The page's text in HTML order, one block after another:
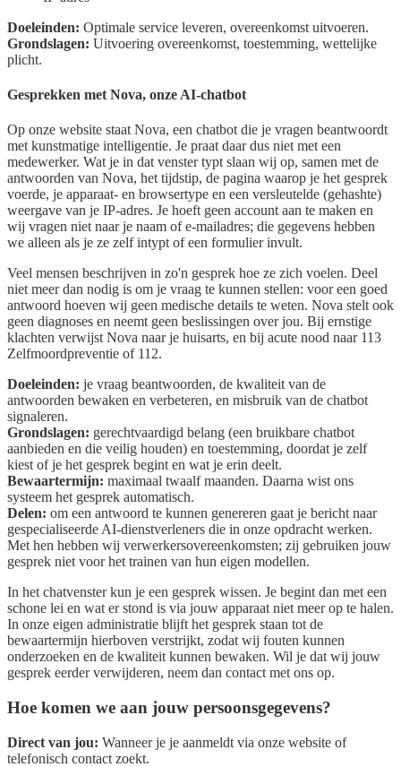
Doeleinden: Optimale service leveren, overeenkomst uitvoeren.
Grondslagen: Uitvoering overeenkomst, toestemming, wettelijke
plicht.
Gesprekken met Nova, onze AI-chatbot
Op onze website staat Nova, een chatbot die je vragen beantwoordt
met kunstmatige intelligentie. Je praat daar dus niet met een
medewerker. Wat je in dat venster typt slaan wij op, samen met de
antwoorden van Nova, het tijdstip, de pagina waarop je het gesprek
voerde, je apparaat- en browsertype en een versleutelde (gehashte)
weergave van je IP-adres. Je hoeft geen account aan te maken en
wij vragen niet naar je naam of e-mailadres; die gegevens hebben
we alleen als je ze zelf intypt of een formulier invult.
Veel mensen beschrijven in zo'n gesprek hoe ze zich voelen. Deel
niet meer dan nodig is om je vraag te kunnen stellen: voor een goed
antwoord hoeven wij geen medische details te weten. Nova stelt ook
geen diagnoses en neemt geen beslissingen over jou. Bij ernstige
klachten verwijst Nova naar je huisarts, en bij acute nood naar 113
Zelfmoordpreventie of 112.
Doeleinden: je vraag beantwoorden, de kwaliteit van de
antwoorden bewaken en verbeteren, en misbruik van de chatbot
signaleren.
Grondslagen: gerechtvaardigd belang (een bruikbare chatbot
aanbieden en die veilig houden) en toestemming, doordat je zelf
kiest of je het gesprek begint en wat je erin deelt.
Bewaartermijn: maximaal twaalf maanden. Daarna wist ons
systeem het gesprek automatisch.
Delen: om een antwoord te kunnen genereren gaat je bericht naar
gespecialiseerde AI-dienstverleners die in onze opdracht werken.
Met hen hebben wij verwerkersovereenkomsten; zij gebruiken jouw
gesprek niet voor het trainen van hun eigen modellen.
In het chatvenster kun je een gesprek wissen. Je begint dan met een
schone lei en wat er stond is via jouw apparaat niet meer op te halen.
In onze eigen administratie blijft het gesprek staan tot de
bewaartermijn hierboven verstrijkt, zodat wij fouten kunnen
onderzoeken en de kwaliteit kunnen bewaken. Wil je dat wij jouw
gesprek eerder verwijderen, neem dan contact met ons op.
Hoe komen we aan jouw persoonsgegevens?
Direct van jou: Wanneer je je aanmeldt via onze website of
telefonisch contact zoekt.